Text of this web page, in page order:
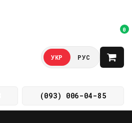
(093) 006-04-85
УКР РУС
0